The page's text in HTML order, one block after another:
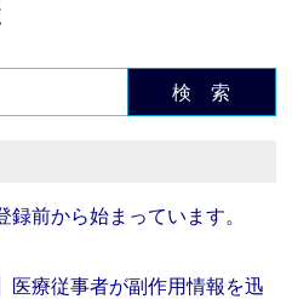
検 索
前から始まっています。
医療従事者が副作用情報を迅